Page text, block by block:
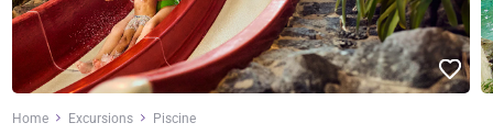
Home Excursions Piscine